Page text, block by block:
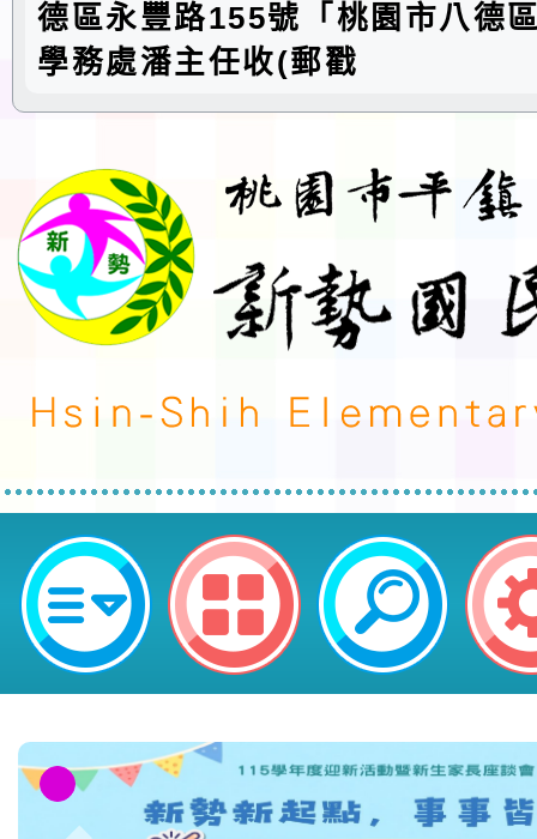
德區永豐路155號「桃園市八德
學務處潘主任收(郵戳
neilctes網站設計者：徐嘉裕